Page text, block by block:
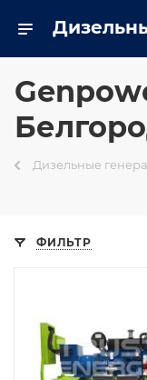
Дизельные
ФИЛЬТР